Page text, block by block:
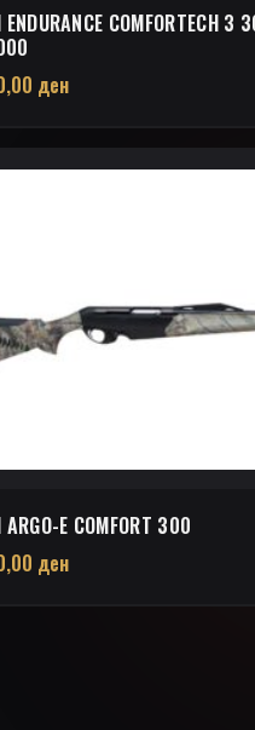
ENDURANCE COMFORTECH 3
ден
ARGO-E COMFORT 300
ден